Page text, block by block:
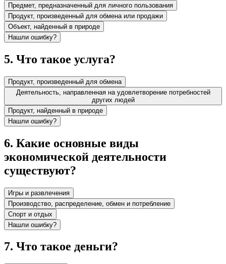
Предмет, предназначенный для личного пользования
Продукт, произведенный для обмена или продажи
Объект, найденный в природе
Нашли ошибку?
5. Что такое услуга?
Продукт, произведенный для обмена
Деятельность, направленная на удовлетворение потребностей
других людей
Продукт, найденный в природе
Нашли ошибку?
6. Какие основные виды
экономической деятельности
существуют?
Игры и развлечения
Производство, распределение, обмен и потребление
Спорт и отдых
Нашли ошибку?
7. Что такое деньги?